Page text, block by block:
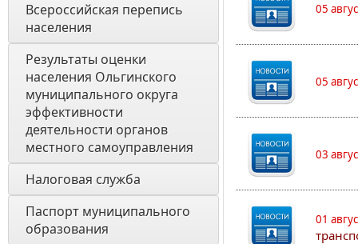
Всероссийская перепись
населения
Результаты оценки
населения Ольгинского
муниципального округа
эффективности
деятельности органов
местного самоуправления
Налоговая служба
Паспорт муниципального
образования
05
05
03
01